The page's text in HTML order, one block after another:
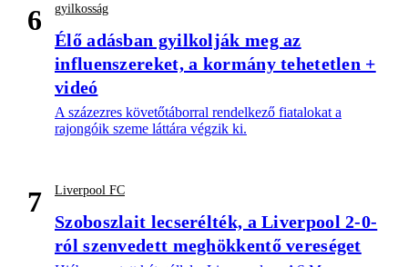
6 gyilkosság
Élő adásban gyilkolják meg az
influenszereket, a kormány tehetetlen +
videó
A százezres követőtáborral rendelkező fiatalokat a
rajongóik szeme láttára végzik ki.
7 Liverpool FC
Szoboszlait lecserélték, a Liverpool 2-0-
ról szenvedett meghökkentő vereséget